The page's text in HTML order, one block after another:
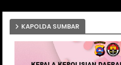
KAPOLDA SUMBAR